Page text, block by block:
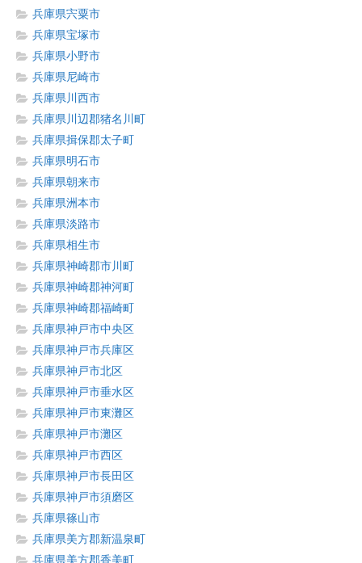
兵庫県宍粟市
兵庫県宝塚市
兵庫県小野市
兵庫県尼崎市
兵庫県川西市
兵庫県川辺郡猪名川町
兵庫県揖保郡太子町
兵庫県明石市
兵庫県朝来市
兵庫県洲本市
兵庫県淡路市
兵庫県相生市
兵庫県神崎郡市川町
兵庫県神崎郡神河町
兵庫県神崎郡福崎町
兵庫県神戸市中央区
兵庫県神戸市兵庫区
兵庫県神戸市北区
兵庫県神戸市垂水区
兵庫県神戸市東灘区
兵庫県神戸市灘区
兵庫県神戸市西区
兵庫県神戸市長田区
兵庫県神戸市須磨区
兵庫県篠山市
兵庫県美方郡新温泉町
兵庫県美方郡香美町